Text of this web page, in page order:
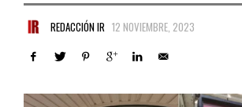
REDACCIÓN IR 12 NOVIEMBRE, 2023